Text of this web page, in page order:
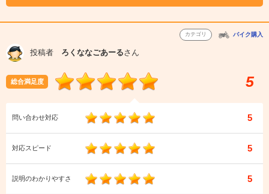
カテゴリ バイク購入
投稿者 ろくななごあーるさん
総合満足度 5
問い合わせ対応 5
対応スピード 5
説明のわかりやすさ 5